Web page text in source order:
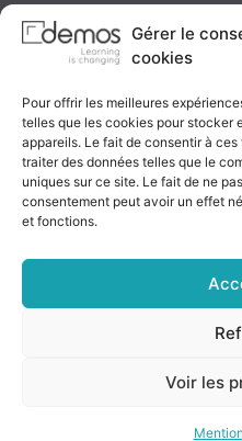
Gérer le
cookies
Pour offrir les meilleures
telles que les cookies pour stocker
appareils. Le fait de consentir à
traiter des données telles que le
uniques sur ce site. Le fait de ne
consentement peut avoir un effet
et fonctions.
Voir les
Presse
Catalogues
Aide
Nous contacter
Nous trouver
Préparer sa formation
Sessions garanties
Qualité & certification